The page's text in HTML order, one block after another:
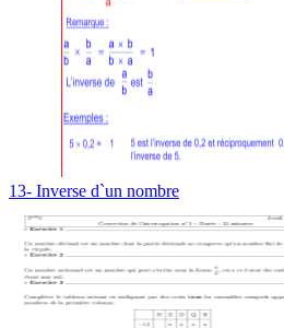
13- Inverse d`un nombre